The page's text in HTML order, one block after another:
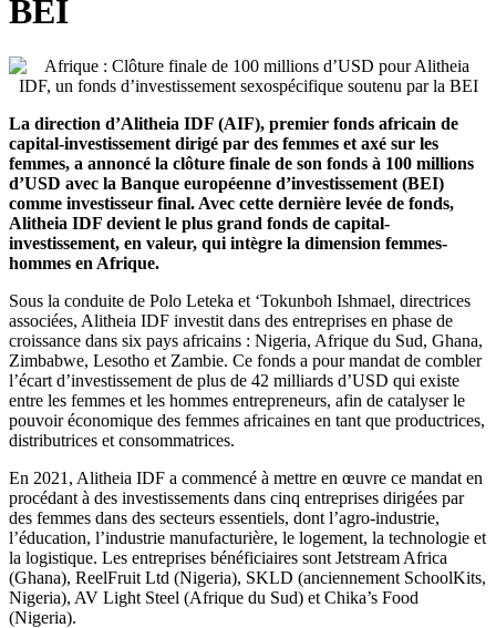
BEI
La direction d’Alitheia IDF (AIF), premier fonds africain de
capital-investissement dirigé par des femmes et axé sur les
femmes, a annoncé la clôture finale de son fonds à 100 millions
d’USD avec la Banque européenne d’investissement (BEI)
comme investisseur final. Avec cette dernière levée de fonds,
Alitheia IDF devient le plus grand fonds de capital-
investissement, en valeur, qui intègre la dimension femmes-
hommes en Afrique.
Sous la conduite de Polo Leteka et ‘Tokunboh Ishmael, directrices
associées, Alitheia IDF investit dans des entreprises en phase de
croissance dans six pays africains : Nigeria, Afrique du Sud, Ghana,
Zimbabwe, Lesotho et Zambie. Ce fonds a pour mandat de combler
l’écart d’investissement de plus de 42 milliards d’USD qui existe
entre les femmes et les hommes entrepreneurs, afin de catalyser le
pouvoir économique des femmes africaines en tant que productrices,
distributrices et consommatrices.
En 2021, Alitheia IDF a commencé à mettre en œuvre ce mandat en
procédant à des investissements dans cinq entreprises dirigées par
des femmes dans des secteurs essentiels, dont l’agro-industrie,
l’éducation, l’industrie manufacturière, le logement, la technologie et
la logistique. Les entreprises bénéficiaires sont Jetstream Africa
(Ghana), ReelFruit Ltd (Nigeria), SKLD (anciennement SchoolKits,
Nigeria), AV Light Steel (Afrique du Sud) et Chika’s Food
(Nigeria).